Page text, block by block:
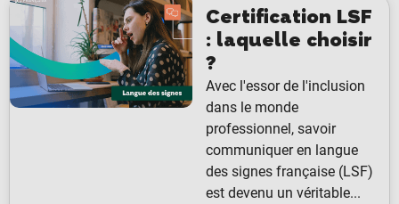
Certification LSF
: laquelle choisir
?
Avec l'essor de l'inclusion
dans le monde
professionnel, savoir
communiquer en langue
des signes française (LSF)
est devenu un véritable...